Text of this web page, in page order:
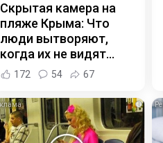
Скрытая камера на
пляже Крыма: Что
люди вытворяют,
когда их не видят...
172 54 67
i